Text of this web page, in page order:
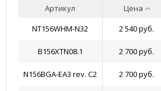
Артикул
Цена
NT156WHM-N32
2 540 руб.
B156XTN08.1 2 700 руб.
N156BGA-EA3 rev. C2 2 700 руб.